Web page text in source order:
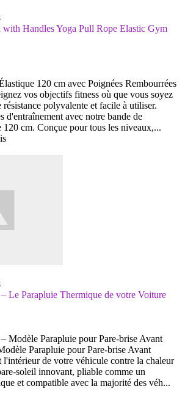
with Handles Yoga Pull Rope Elastic Gym
120 cm avec Poignées Rembourrées
vos objectifs fitness où que vous soyez
résistance polyvalente et facile à utiliser.
d'entraînement avec notre bande de
120 cm. Conçue pour tous les niveaux,...
Le Parapluie Thermique de votre Voiture
Modèle Parapluie pour Pare-brise Avant
Parapluie pour Pare-brise Avant
l'intérieur de votre véhicule contre la chaleur
soleil innovant, pliable comme un
et compatible avec la majorité des véh...